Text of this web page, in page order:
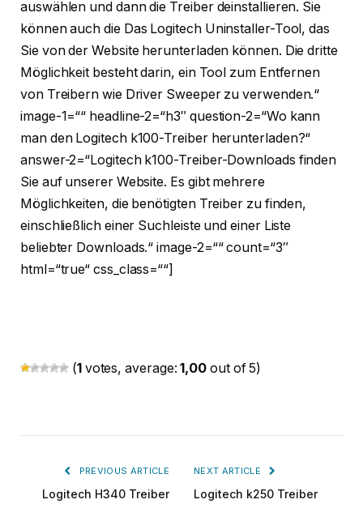
auswählen und dann die Treiber deinstallieren. Sie
können auch die Das Logitech Uninstaller-Tool, das
Sie von der Website herunterladen können. Die dritte
Möglichkeit besteht darin, ein Tool zum Entfernen
von Treibern wie Driver Sweeper zu verwenden.“
image-1=““ headline-2=“h3″ question-2=“Wo kann
man den Logitech k100-Treiber herunterladen?“
answer-2=“Logitech k100-Treiber-Downloads finden
Sie auf unserer Website. Es gibt mehrere
Möglichkeiten, die benötigten Treiber zu finden,
einschließlich einer Suchleiste und einer Liste
beliebter Downloads.“ image-2=““ count=“3″
html=“true“ css_class=““]
(1votes, average:1,00 out of 5)
PREVIOUS ARTICLE
Logitech H340 Treiber
NEXT ARTICLE
Logitech k250 Treiber